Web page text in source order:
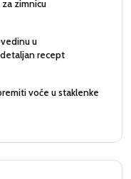
za zimnicu
u
detaljan recept
voće u staklenke